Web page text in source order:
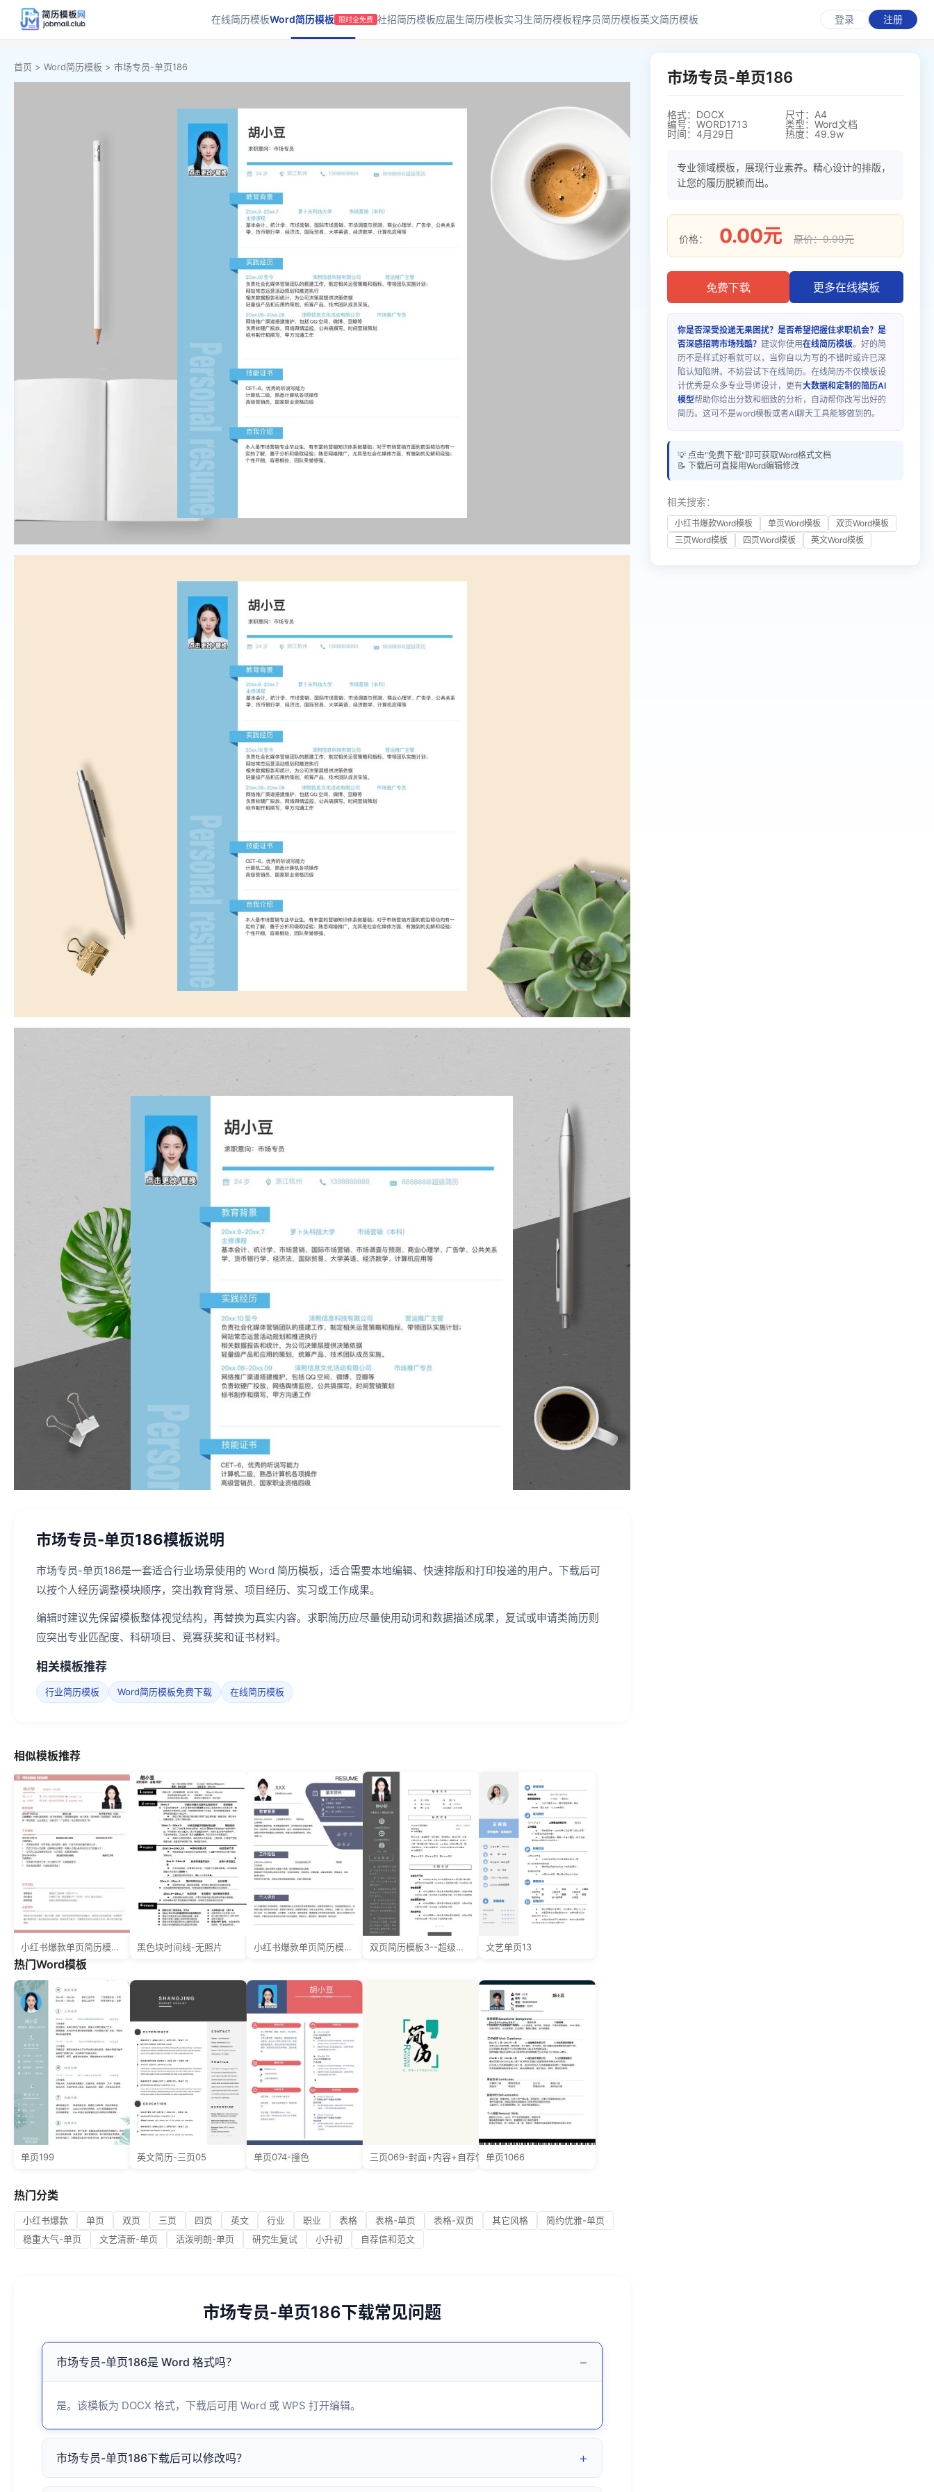
在线简历模板Word简历模板 限时全免费 社招简历模板应届生简历模板实习生简历模板程序员简历模板英文简历模板 登录 注册
首页 > Word简历模板 > 市场专员-单页186
市场专员-单页186模板说明
市场专员-单页186是一套适合行业场景使用的 Word 简历模板，适合需要本地编辑、快速排版和打印投递的用户。下载后可
以按个人经历调整模块顺序，突出教育背景、项目经历、实习或工作成果。
编辑时建议先保留模板整体视觉结构，再替换为真实内容。求职简历应尽量使用动词和数据描述成果，复试或申请类简历则
应突出专业匹配度、科研项目、竞赛获奖和证书材料。
相关模板推荐
行业简历模板 Word简历模板免费下载 在线简历模板
相似模板推荐
小红书爆款单页简历模板2--超级简历模板_fpf7eq 黑色块时间线-无照片 小红书爆款单页简历模板52--超级简历模板 双页简历模板3--超级简历模板 文艺单页13
热门Word模板
单页199 英文简历-三页05 单页074-撞色 三页069-封面+内容+自荐信 单页1066
热门分类
小红书爆款 单页 双页 三页 四页 英文 行业 职业 表格 表格-单页 表格-双页 其它风格
简约优雅-单页
稳重大气-单页
文艺清新-单页 活泼明朗-单页 研究生复试 小升初 自荐信和范文
市场专员-单页186下载常见问题
市场专员-单页186是 Word 格式吗？ −
是。该模板为 DOCX 格式，下载后可用 Word 或 WPS 打开编辑。
市场专员-单页186下载后可以修改吗？ +
市场专员-单页186
格式：DOCX
尺寸：A4
编号：WORD1713
类型：Word文档
时间：4月29日
热度：49.9w
专业领域模板，展现行业素养。精心设计的排版，
让您的履历脱颖而出。
价格： 0.00元 原价：9.99元
免费下载 更多在线模板
你是否深受投递无果困扰？是否希望把握住求职机会？是
否深感招聘市场残酷？ 建议你使用在线简历模板。好的简
历不是样式好看就可以，当你自以为写的不错时或许已深
陷认知陷阱。不妨尝试下在线简历。在线简历不仅模板设
计优秀是众多专业导师设计，更有大数据和定制的简历AI
模型帮助你给出分数和细致的分析，自动帮你改写出好的
简历。这可不是word模板或者AI聊天工具能够做到的。
💡 点击"免费下载"即可获取Word格式文档
📝 下载后可直接用Word编辑修改
相关搜索：
小红书爆款Word模板 单页Word模板
双页Word模板
三页Word模板
四页Word模板 英文Word模板